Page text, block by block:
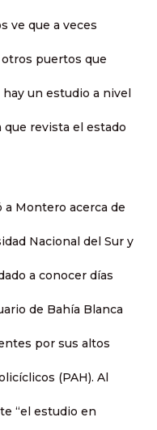
ve que a veces
puertos que
un estudio a nivel
revista el estado
a Montero acerca de
Nacional del Sur y
a conocer días
de Bahía Blanca
por sus altos
(PAH). Al
“el estudio en